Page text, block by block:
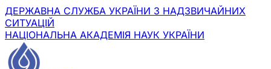
ДЕРЖАВНА СЛУЖБА УКРАЇНИ З НАДЗВИЧАЙНИХ
СИТУАЦІЙ
НАЦІОНАЛЬНА АКАДЕМІЯ НАУК УКРАЇНИ